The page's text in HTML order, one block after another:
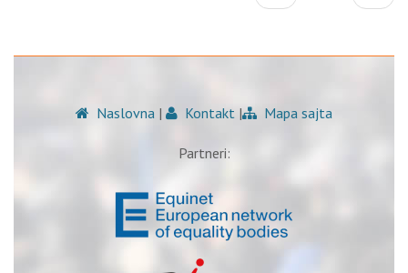
Naslovna | Kontakt | Mapa sajta
Partneri: